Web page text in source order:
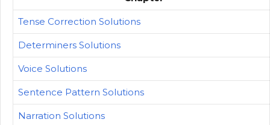
Tense Correction Solutions
Determiners Solutions
Voice Solutions
Sentence Pattern Solutions
Narration Solutions